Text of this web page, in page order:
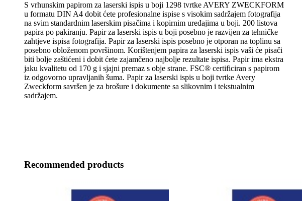
S vrhunskim papirom za laserski ispis u boji 1298 tvrtke AVERY ZWECKFORM
u formatu DIN A4 dobit ćete profesionalne ispise s visokim sadržajem fotografija
na svim standardnim laserskim pisačima i kopirnim uređajima u boji. 200 listova
papira po pakiranju. Papir za laserski ispis u boji posebno je razvijen za tehničke
zahtjeve ispisa fotografija. Papir za laserski ispis posebno je otporan na toplinu sa
posebno obloženom površinom. Korištenjem papira za laserski ispis vaši će pisači
biti bolje zaštićeni i dobit ćete zajamčeno najbolje rezultate ispisa. Papir ima ekstra
jaku kvalitetu od 170 g i sjajni premaz s obje strane. FSC® certificiran s papirom
iz odgovorno upravljanih šuma. Papir za laserski ispis u boji tvrtke Avery
Zweckform savršen je za brošure i dokumente sa slikovnim i tekstualnim
sadržajem.
Recommended products